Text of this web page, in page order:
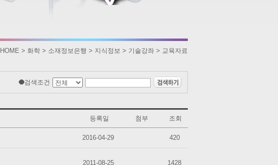
HOME > 화학 > 소재정보은행 > 지식정보 > 기술강좌 > 교육자료
검색조건
등록일 첨부 조회
2016-04-29 420
2011-08-25 1428